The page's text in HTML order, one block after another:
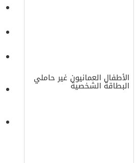
الأطفال العمانيون غير حاملي
البطاقة الشخصية